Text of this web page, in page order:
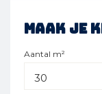
Maak je
Aantal m²